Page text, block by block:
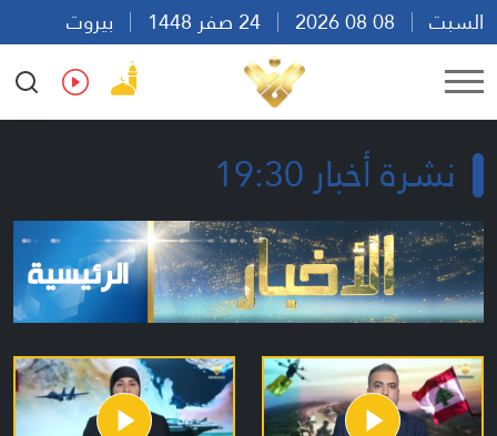
السبت
بيروت
06:30
Ar En Fr Es
نشرة أخبار 19:30